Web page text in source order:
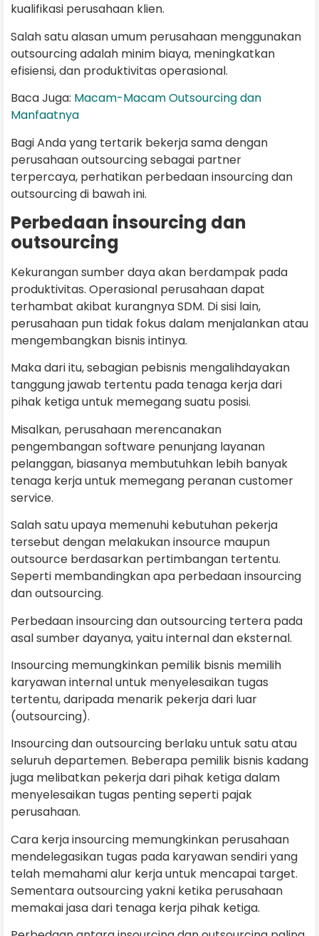
kualifikasi perusahaan klien.
Salah satu alasan umum perusahaan menggunakan
outsourcing adalah minim biaya, meningkatkan
efisiensi, dan produktivitas operasional.
Baca Juga: Macam-Macam Outsourcing dan
Manfaatnya
Bagi Anda yang tertarik bekerja sama dengan
perusahaan outsourcing sebagai partner
terpercaya, perhatikan perbedaan insourcing dan
outsourcing di bawah ini.
Perbedaan insourcing dan
outsourcing
Kekurangan sumber daya akan berdampak pada
produktivitas. Operasional perusahaan dapat
terhambat akibat kurangnya SDM. Di sisi lain,
perusahaan pun tidak fokus dalam menjalankan atau
mengembangkan bisnis intinya.
Maka dari itu, sebagian pebisnis mengalihdayakan
tanggung jawab tertentu pada tenaga kerja dari
pihak ketiga untuk memegang suatu posisi.
Misalkan, perusahaan merencanakan
pengembangan software penunjang layanan
pelanggan, biasanya membutuhkan lebih banyak
tenaga kerja untuk memegang peranan customer
service.
Salah satu upaya memenuhi kebutuhan pekerja
tersebut dengan melakukan insource maupun
outsource berdasarkan pertimbangan tertentu.
Seperti membandingkan apa perbedaan insourcing
dan outsourcing.
Perbedaan insourcing dan outsourcing tertera pada
asal sumber dayanya, yaitu internal dan eksternal.
Insourcing memungkinkan pemilik bisnis memilih
karyawan internal untuk menyelesaikan tugas
tertentu, daripada menarik pekerja dari luar
(outsourcing).
Insourcing dan outsourcing berlaku untuk satu atau
seluruh departemen. Beberapa pemilik bisnis kadang
juga melibatkan pekerja dari pihak ketiga dalam
menyelesaikan tugas penting seperti pajak
perusahaan.
Cara kerja insourcing memungkinkan perusahaan
mendelegasikan tugas pada karyawan sendiri yang
telah memahami alur kerja untuk mencapai target.
Sementara outsourcing yakni ketika perusahaan
memakai jasa dari tenaga kerja pihak ketiga.